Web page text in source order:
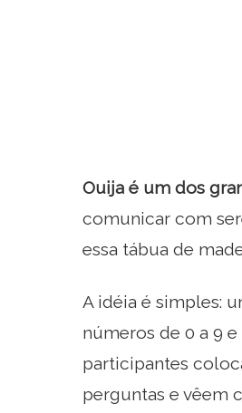
Ouija é um dos
comunicar com
essa tábua de
A idéia é simples:
números de 0 a 9 e
participantes
perguntas e vêem